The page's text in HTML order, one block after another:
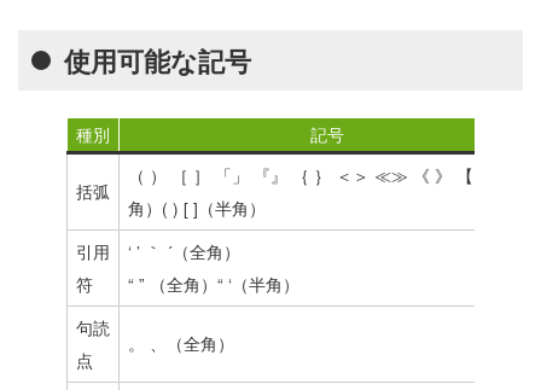
使用可能な記号
種別 記号
括弧
（ ） ［ ］ 「」 『』 ｛ ｝ ＜＞ ≪≫ 《 》 【】（全
角）( ) [ ]（半角）
引用
符
‘ ’ ｀ ´（全角）
“ ” （全角）“ ‘（半角）
句読
点
。 、（全角）